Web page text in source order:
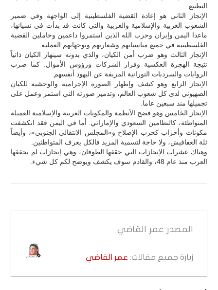
التطبيع.
الإنجاز الثاني هو إعادة القضية الفلسطينية إلى الواجهة وفي ضمير
الشعوب العربية والإسلامية والغربية والتي كانت قد بدأت في نسيانها،
ماعدا اليمن وإيران وحزب الله الذين استمروا داعمين وحاملين القضية
الفلسطينية في جميع مناسباتهم وشعارتهم وتوجهاتهم العملية.
الإنجاز الثالث وهو ضرب أمن الكيان، والذي بدونه سينهار الكيان ذاتياً
نتيجة الهجرة العكسية وفرار الشركات ورؤوس الأموال. كما ضرب
الروايات والسرديات التوراتية المزيفة عن اليهود أنفسهم.
الإنجاز الرابع وهو كشف وإظهار الصورة الإجرامية والوحشية للكيان
الصهيوني لدى كل شعوب العالم، وتدمير صورته التي استمر وعمل على
تجميلها منذ سبعين عاما.
الإنجاز الخامس وهو فضح الأنظمة والمكونات العربية والإسلامية العميلة
المتواطئة، كالنظامين السعودي والإماراتي. أما في اليمن فقد انكشفت
مكونات وأحزاب كحزب الإصلاح و»المجلس الانتقالي الجنوبي»، وأيضاً
ثلة العفافيش، ولا حاجة لتسمية المزيد فالكل يعرف المتواطئين.
وهناك عشرات الإنجازات التي حققها الطوفان، وهي إنجازات لم يحققها
العرب منذ عام 48، والقادم سوف يكشف ويوضح لكم كل شيء.
المصدر عمر القاضي
زيارة جميع مقالات: عمر القاضي